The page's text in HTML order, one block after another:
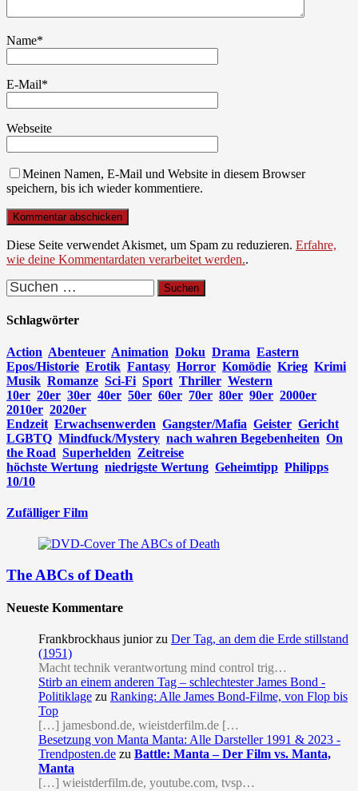
Name*
E-Mail*
Webseite
Meinen Namen, E-Mail und Website in diesem Browser
speichern, bis ich wieder kommentiere.
Diese Seite verwendet Akismet, um Spam zu reduzieren. Erfahre,
wie deine Kommentardaten verarbeitet werden..
Suchen
nach:
Schlagwörter
Action Abenteuer Animation Doku Drama Eastern
Epos/Historie Erotik Fantasy Horror Komödie Krieg Krimi
Musik Romanze Sci-Fi Sport Thriller Western
10er 20er 30er 40er 50er 60er 70er 80er 90er 2000er
2010er 2020er
Endzeit Erwachsenwerden Gangster/Mafia Geister Gericht
LGBTQ Mindfuck/Mystery nach wahren Begebenheiten On
the Road Superhelden Zeitreise
höchste Wertung niedrigste Wertung Geheimtipp Philipps
10/10
Zufälliger Film
The ABCs of Death
Neueste Kommentare
Frankbrockhaus junior zu Der Tag, an dem die Erde stillstand
(1951)
Macht technik verantwortung mind control trig…
Stirb an einem anderen Tag – schlechtester James Bond -
Politiklage zu Ranking: Alle James Bond-Filme, von Flop bis
Top
[…] jamesbond.de, wieistderfilm.de […
Besetzung von Manta Manta: Alle Darsteller 1991 & 2023 -
Trendposten.de zu Battle: Manta – Der Film vs. Manta,
Manta
[…] wieistderfilm.de, youtube.com, tvsp…